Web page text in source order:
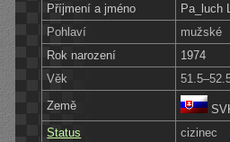
Příjmení a jméno
Pa_luch
Pohlaví
mužské
Rok narození
1974
Věk
Země
Status
cizinec